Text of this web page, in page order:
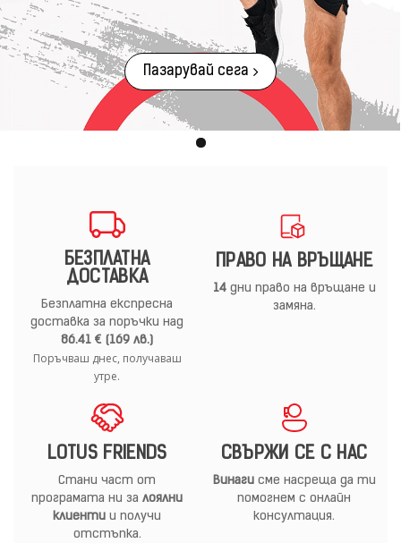
Пазарувай сега
БЕЗПЛАТНА
ДОСТАВКА
Безплатна експресна
доставка за поръчки над
86.41 € (169 лв.)
Поръчваш днес, получаваш
утре.
ПРАВО НА ВРЪЩАНЕ
14дни право на връщане и
замяна.
LOTUS FRIENDS
Стани част от
програмата ни за лоялни
клиенти и получи
отстъпка.
СВЪРЖИ СЕ С НАС
Винагисме насреща да ти
помогнем с онлайн
консултация.